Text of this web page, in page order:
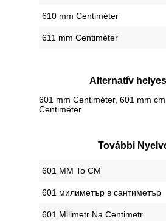
610 mm Centiméter
611 mm Centiméter
Alternatív
601 mm Centiméter, 601 mm
Centiméter
További
‎601 MM To CM
‎601 милиметър в сантиметър
‎601 Milimetr Na Centimetr